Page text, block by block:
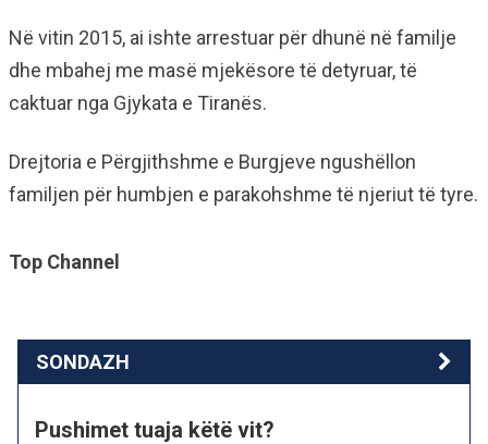
Në vitin 2015, ai ishte arrestuar për dhunë në familje
dhe mbahej me masë mjekësore të detyruar, të
caktuar nga Gjykata e Tiranës.
Drejtoria e Përgjithshme e Burgjeve ngushëllon
familjen për humbjen e parakohshme të njeriut të tyre.
Top Channel
SONDAZH
Pushimet tuaja këtë vit?